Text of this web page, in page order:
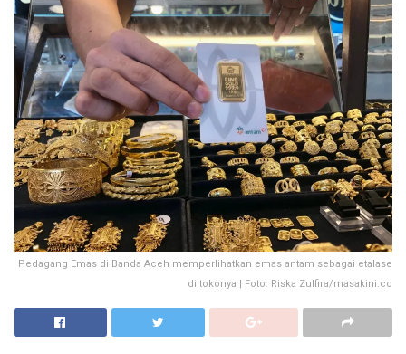
Pedagang Emas di Banda Aceh memperlihatkan emas antam sebagai etalase
di tokonya | Foto: Riska Zulfira/masakini.co